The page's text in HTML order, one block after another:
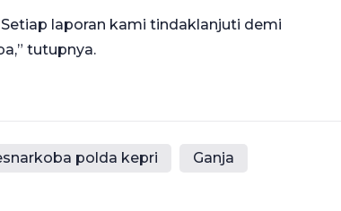
laporan kami tindaklanjuti demi
tutupnya.
polda kepri Ganja